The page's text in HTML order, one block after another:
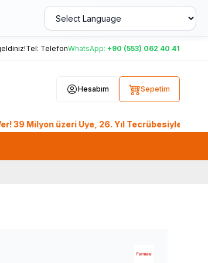
Tel: TelefonWhatsApp: +90 (553) 062 40 41
Hesabım Sepetim
üzeri Üye, 26. Yıl Tecrübesiyle